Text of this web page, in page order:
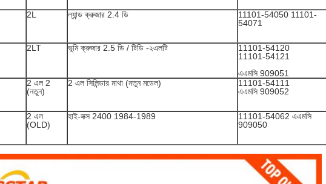
2L ল্যান্ড ক্রুজার 2.4 ডি
11101-54050 11101-
54071
2LT ভূমি ক্রুজার 2.5 ডি / টিডি -২এলটি
11101-54120
11101-54121
এএমসি 909051
2 এল 2
(নতুন)
2 এল সিলিন্ডার মাথা (নতুন মডেল)
11101-54111
এএমসি 909052
2 এল
(OLD)
হাই-লক্স 2400 1984-1989
11101-54062 এএমসি
909050